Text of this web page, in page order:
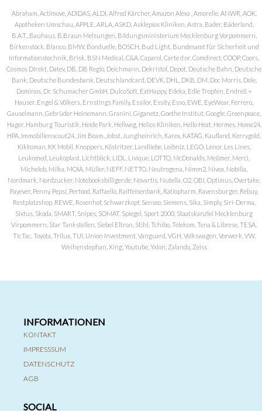
Abraham, Actimove, ADIDAS, ALDI, Alfred Kärcher, Amazon Alexa , Amorelie, ANWR, AOK,
Apotheken Umschau, APPLE, ARLA, ASKD, Asklepios Kliniken, Astra, Bader, Bäderland,
B.A.T., Bauhaus, B.Braun Melsungen, Bildungsministerium Mecklenburg Vorpommern,
Birkenstock, Blanco, BMW, Bonduelle, BOSCH, Bud Light, Bundesamt für Sicherheit und
Informationstechnik, Brisk, BSN Medical, C&A, Caparol, Carte d or, Comdirect, COOP, Coors,
Cosmos DIrekt, Datev, DB, DB Regio, Deichmann, Dekristol, Depot, Deutsche Bahn, Deutsche
Bank, Deutsche Bundesbank, Deutschlandcard, DEVK, DHL, DKB, DM, Doc Morris, Dole,
Dominos, Dr. Schumacher GmbH, DulcoSoft, EatHappy, Edeka, Edle Tropfen, Endreß +
Hauser, Engel & Völkers, Ernstings Family, Essilor, Essity, Esso, EWE, EyeWear, Ferrero,
Gauselmann, Gebrüder Heinemann, Granini, Giganetz, Goethe Institut, Google, Greenpeace,
Hager, Hamburg Touristik, Heide Park, Hellweg, Helios Kliniken, Hello Heat, Hermes, Home24,
HPA, Immobilienscout24, Jim Beam, Jobst, Jungheinrich, Karex, KATAG, Kaufland, Kerrygold,
Kikkoman, KK Mobil, Knoppers, Köstritzer, Landliebe, Leibniz, LEGO, Lenor, Les Lines,
Leukomed, Leukoplast, Lichtblick, LIDL, Livique, LOTTO, McDonalds, Meßmer, Merci,
Michelob, Milka, MOIA, Müller, NEFF, NETTO, Neutrogena, Nimm2, Nivea, Nobilia,
Nordmark, Nordzucker, Notebooksbilliger.de, Novartis, Nutella, O2, OBI, Optimus, Overtake,
Payever, Penny, Pepsi, Perfood, Raffaello, Raiffeisenbank, Ratiopharm, Ravensburger, Rebuy,
Restplatzshop, REWE, Rosenhof, Schwarzkopf, Senseo, Siemens, Sika, Simply, Siri-Derma,
Sixtus, Skoda, SMART, Snipes, SOMAT, Spiegel, Sport 2000, Staatskanzlei Mecklenburg
Virpommern, Star Tankstellen, Siebel Eltron, Stihl, Tchibo, Telekom, Tena & Librese, TESA,
TicTac, Toyota, Trilux, TUI, Union Investment, Vanguard, VGH, Volkswagen, Vorwerk, VW,
Weihenstephan, Xing, Youtube, Yxlon, Zalando, Zeiss
INFORMATIONEN
KONTAKT
IMPRESSSUM
DATENSCHUTZ
AGB
SOCIAL